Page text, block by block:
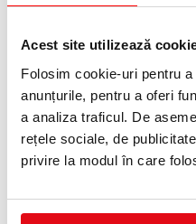
Acest site utilizează
Folosim cookie-uri pentru
anunțurile, pentru a oferi
a analiza traficul. De
rețele sociale, de
privire la modul în care
Banda magnetica autoadeziva
Durafix Rail 210 mm argintiu 5
buc/set Durable